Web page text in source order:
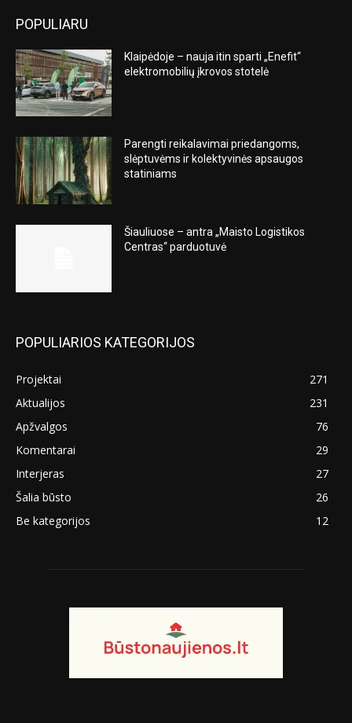
POPULIARU
Klaipėdoje – nauja itin sparti „Enefit“
elektromobilių įkrovos stotelė
Parengti reikalavimai priedangoms,
slėptuvėms ir kolektyvinės apsaugos
statiniams
Šiauliuose – antra „Maisto Logistikos
Centras“ parduotuvė
POPULIARIOS KATEGORIJOS
Projektai
271
Aktualijos
231
Apžvalgos
76
Komentarai
29
Interjeras
27
Šalia būsto
26
Be kategorijos
12